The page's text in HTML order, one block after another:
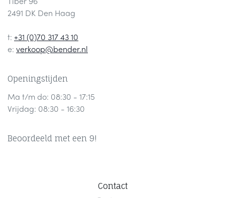
Tiber 96
2491 DK Den Haag
t: +31 (0)70 317 43 10
e: verkoop@bender.nl
Openingstijden
Ma t/m do: 08:30 - 17:15
Vrijdag: 08:30 - 16:30
Beoordeeld met een 9!
Contact